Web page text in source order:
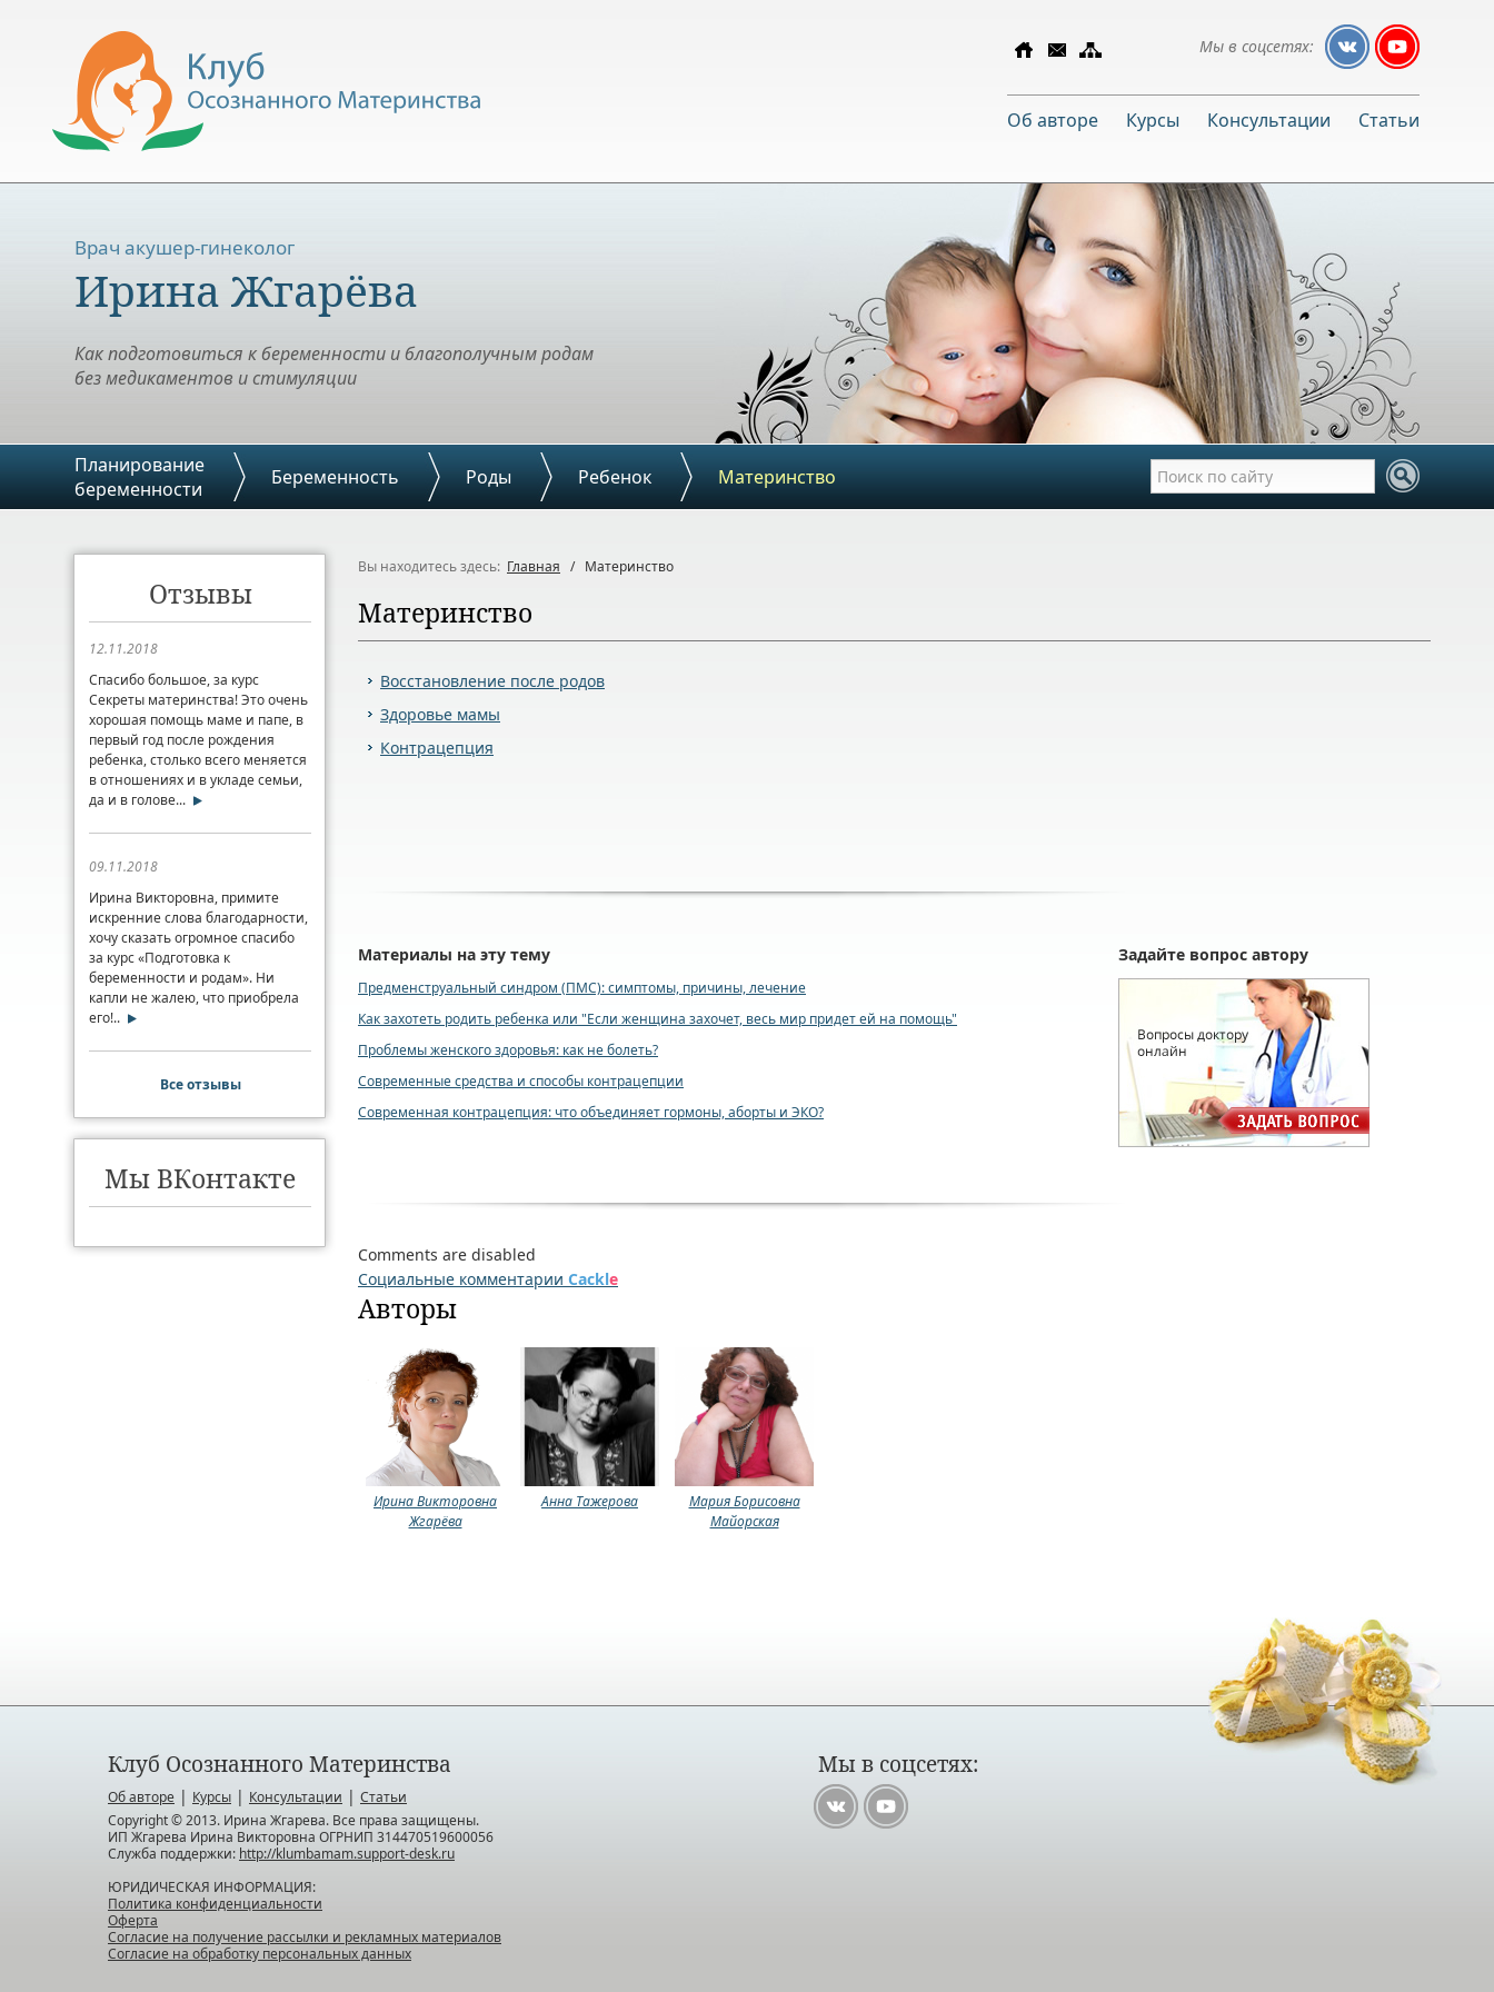
Мы в соцсетях:
Об авторе Курсы Консультации Статьи
Врач акушер-гинеколог
Ирина Жгарёва
Как подготовиться к беременности и благополучным родам
без медикаментов и стимуляции
Планирование
беременности
Беременность Роды Ребенок Материнство
Отзывы
12.11.2018
Спасибо большое, за курс
Секреты материнства! Это очень
хорошая помощь маме и папе, в
первый год после рождения
ребенка, столько всего меняется
в отношениях и в укладе семьи,
да и в голове...
09.11.2018
Ирина Викторовна, примите
искренние слова благодарности,
хочу сказать огромное спасибо
за курс «Подготовка к
беременности и родам». Ни
капли не жалею, что приобрела
его!..
Все отзывы
Мы ВКонтакте
Вы находитесь здесь: Главная / Материнство
Материнство
Восстановление после родов
Здоровье мамы
Контрацепция
Материалы на эту тему
Предменструальный синдром (ПМС): симптомы, причины, лечение
Как захотеть родить ребенка или "Если женщина захочет, весь мир придет ей на помощь"
Проблемы женского здоровья: как не болеть?
Современные средства и способы контрацепции
Современная контрацепция: что объединяет гормоны, аборты и ЭКО?
Задайте вопрос автору
Comments are disabled
Социальные комментарии Cackle
Авторы
Ирина Викторовна
Жгарёва
Анна Тажерова
Мария Борисовна
Майорская
Клуб Осознанного Материнства
Об авторе | Курсы | Консультации | Статьи
Copyright © 2013. Ирина Жгарева. Все права защищены.
ИП Жгарева Ирина Викторовна ОГРНИП 314470519600056
Служба поддержки: http://klumbamam.support-desk.ru
ЮРИДИЧЕСКАЯ ИНФОРМАЦИЯ:
Политика конфиденциальности
Оферта
Согласие на получение рассылки и рекламных материалов
Согласие на обработку персональных данных
Мы в соцсетях: